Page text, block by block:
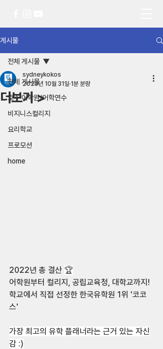
게시물
전체 게시물
호주 어학원/어학연수
비지니스컬리지
요리학교
프로모션
home
전체 게시물
더보기 >
sydneykokos
2023년 10월 31일 1분 분량
2022년 총 결산 🏆
어학원부터 컬리지, 공립교육청, 대학교까지!
학교에서 직접 선정한 한국유학원 1위 '코코
스'
가장 최고의 유학 플래너라는 근거 있는 자신
감 :)